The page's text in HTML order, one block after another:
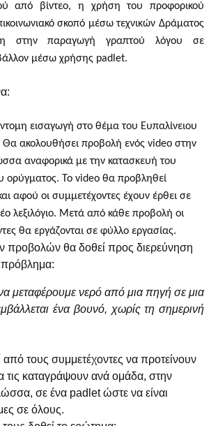
από βίντεο, η χρήση του προφορικού
σκοπό μέσω τεχνικών Δράματος
στην παραγωγή γραπτού λόγου σε
μέσω χρήσης padlet.
εισαγωγή στο θέμα του Ευπαλίνειου
Θα ακολουθήσει προβολή ενός video στην
αναφορικά με την κατασκευή του
ορύγματος. Το video θα προβληθεί
αφού οι συμμετέχοντες έχουν έρθει σε
λεξιλόγιο. Μετά από κάθε προβολή οι
θα εργάζονται σε φύλλο εργασίας.
προβολών θα δοθεί προς διερεύνηση
πρόβλημα:
μεταφέρουμε νερό από μια πηγή σε μια
ένα βουνό, χωρίς τη σημερινή
από τους συμμετέχοντες να προτείνουν
τις καταγράψουν ανά ομάδα, στην
σε ένα padletώστε να είναι
σε όλους.